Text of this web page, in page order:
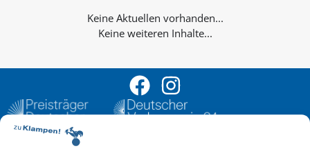
Keine weiteren Inhalte...